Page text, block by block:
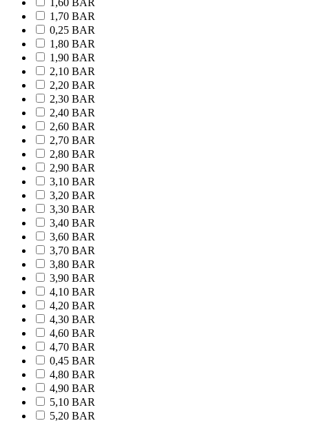
1,60 BAR
1,70 BAR
0,25 BAR
1,80 BAR
1,90 BAR
2,10 BAR
2,20 BAR
2,30 BAR
2,40 BAR
2,60 BAR
2,70 BAR
2,80 BAR
2,90 BAR
3,10 BAR
3,20 BAR
3,30 BAR
3,40 BAR
3,60 BAR
3,70 BAR
3,80 BAR
3,90 BAR
4,10 BAR
4,20 BAR
4,30 BAR
4,60 BAR
4,70 BAR
0,45 BAR
4,80 BAR
4,90 BAR
5,10 BAR
5,20 BAR